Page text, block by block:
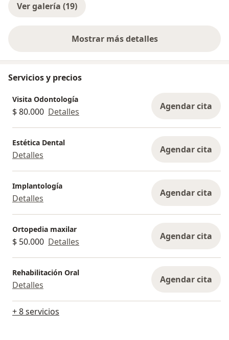
Ver galería (19)
Mostrar más detalles
sobre la experiencia
Servicios y precios
Visita Odontología
$ 80.000 Detalles Agendar cita
Estética Dental
Detalles Agendar cita
Implantología
Detalles Agendar cita
Ortopedia maxilar
$ 50.000 Detalles Agendar cita
Rehabilitación Oral
Detalles Agendar cita
+ 8 servicios